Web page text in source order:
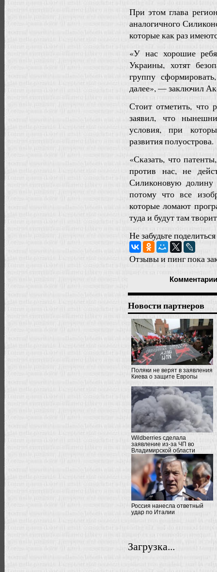
При этом глава
аналогичного
которые как раз
«У нас хорошие
Украины, хотят
группу
далее», — заключил
Стоит отметить, что
заявил, что
условия, при
развития полуострова.
«Сказать, что
против нас, не
Силиконовую
потому что все
которые ломают
туда и будут там
Не забудьте
Отзывы и пинг пока
Комментарии
Новости партнеров
Поляки не верят в заявления
Киева о защите Европы
Wildberries cделала
заявление из-за ЧП во
Владимирской области
Россия нанесла ответный
удар по Италии
Загрузка...